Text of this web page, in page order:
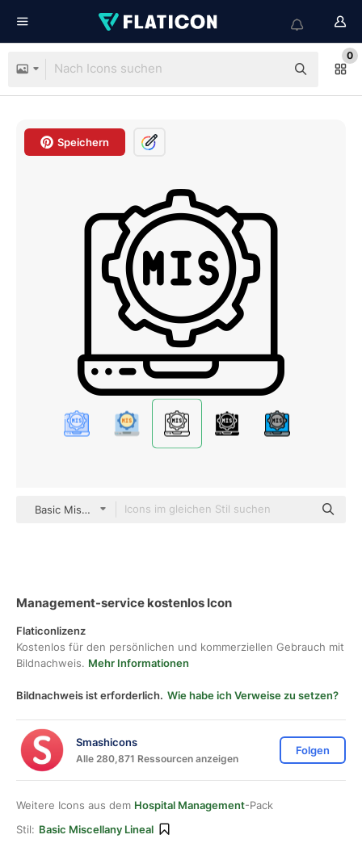
0
Speichern
Basic Miscellany Lineal
Management-service kostenlos Icon
Flaticonlizenz
Kostenlos für den persönlichen und kommerziellen Gebrauch mit
Bildnachweis. Mehr Informationen
Bildnachweis ist erforderlich. Wie habe ich Verweise zu setzen?
Smashicons
Alle 280,871 Ressourcen anzeigen
Folgen
Weitere Icons aus dem Hospital Management-Pack
Stil: Basic Miscellany Lineal